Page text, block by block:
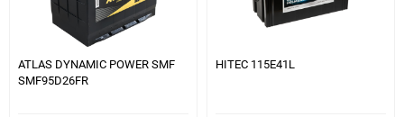
ATLAS DYNAMIC POWER SMF
SMF95D26FR
HITEC 115E41L